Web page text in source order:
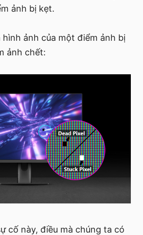
ảnh bị kẹt.
ảnh của một điểm ảnh bị
ảnh chết:
cố này, điều mà chúng ta có